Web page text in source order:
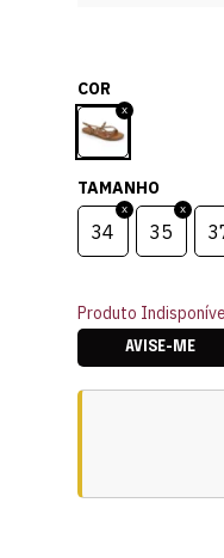
COR
TAMANHO
34 35
Produto
AVISE-ME